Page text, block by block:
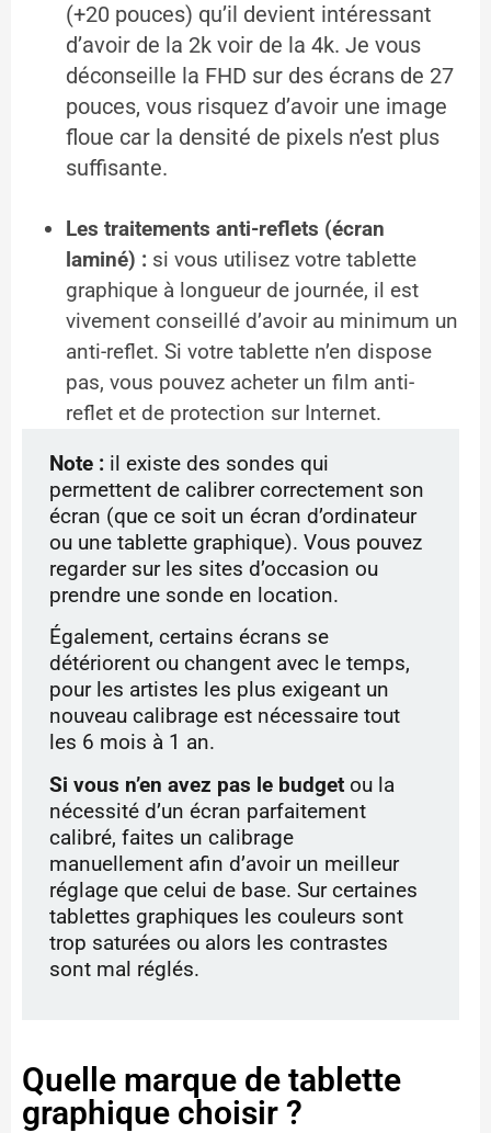
(+20 pouces) qu’il devient intéressant
d’avoir de la 2k voir de la 4k. Je vous
déconseille la FHD sur des écrans de 27
pouces, vous risquez d’avoir une image
floue car la densité de pixels n’est plus
suffisante.
Les traitements anti-reflets (écran
laminé) : si vous utilisez votre tablette
graphique à longueur de journée, il est
vivement conseillé d’avoir au minimum un
anti-reflet. Si votre tablette n’en dispose
pas, vous pouvez acheter un film anti-
reflet et de protection sur Internet.
Note : il existe des sondes qui
permettent de calibrer correctement son
écran (que ce soit un écran d’ordinateur
ou une tablette graphique). Vous pouvez
regarder sur les sites d’occasion ou
prendre une sonde en location.
Également, certains écrans se
détériorent ou changent avec le temps,
pour les artistes les plus exigeant un
nouveau calibrage est nécessaire tout
les 6 mois à 1 an.
Si vous n’en avez pas le budget ou la
nécessité d’un écran parfaitement
calibré, faites un calibrage
manuellement afin d’avoir un meilleur
réglage que celui de base. Sur certaines
tablettes graphiques les couleurs sont
trop saturées ou alors les contrastes
sont mal réglés.
Quelle marque de tablette
graphique choisir ?